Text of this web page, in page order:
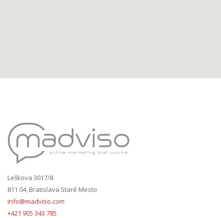
Leškova 3017/8
811 04, Bratislava Staré Mesto
info@madviso.com
+421 905 343 785